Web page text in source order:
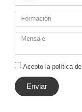
Acepto la política
Enviar